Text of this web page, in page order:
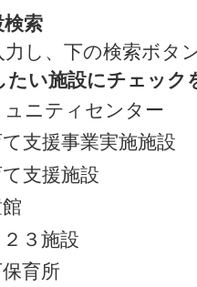
索
力し、下の検索ボタ
たい施設にチェック
ュニティセンター
支援事業実施施設
支援施設
２３施設
育所